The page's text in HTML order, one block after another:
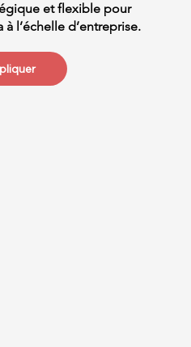
et flexible pour
l’échelle d’entreprise.